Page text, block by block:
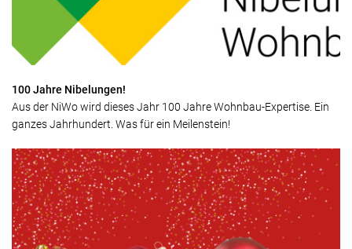
100 Jahre Nibelungen!
Aus der NiWo wird dieses Jahr 100 Jahre Wohnbau-Expertise. Ein
ganzes Jahrhundert. Was für ein Meilenstein!